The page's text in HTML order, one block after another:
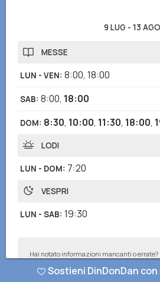
9 LUG - 13 AGO
MESSE
LUN - VEN: 8:00, 18:00
SAB: 8:00, 18:00
DOM: 8:30, 10:00, 11:30, 18:00,
LODI
LUN - DOM: 7:20
VESPRI
LUN - SAB: 19:30
Hai notato informazioni mancanti o errate?
Sostieni DinDonDan